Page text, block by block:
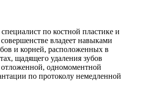
по костной пластике и
владеет навыками
и корней, расположенных в
щадящего удаления зубов
отложенной, одномоментной
по протоколу немедленной